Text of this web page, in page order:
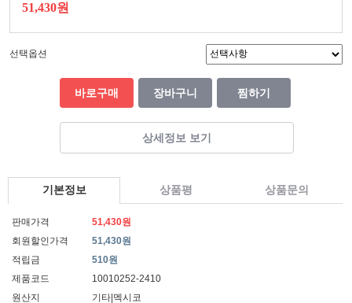
51,430원
선택옵션
바로구매 장바구니 찜하기
상세정보 보기
기본정보 상품평 상품문의
판매가격
51,430원
회원할인가격
51,430원
적립금
510원
제품코드
10010252-2410
원산지
기타|멕시코